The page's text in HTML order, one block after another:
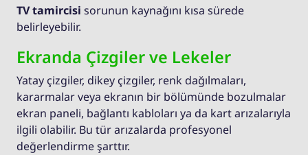
TV tamircisi sorunun kaynağını kısa sürede
belirleyebilir.
Ekranda Çizgiler ve Lekeler
Yatay çizgiler, dikey çizgiler, renk dağılmaları,
kararmalar veya ekranın bir bölümünde bozulmalar
ekran paneli, bağlantı kabloları ya da kart arızalarıyla
ilgili olabilir. Bu tür arızalarda profesyonel
değerlendirme şarttır.